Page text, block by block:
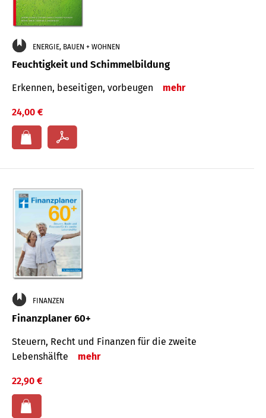
ENERGIE, BAUEN + WOHNEN
Feuchtigkeit und Schimmelbildung
Erkennen, beseitigen, vorbeugen mehr
24,00 €
FINANZEN
Finanzplaner 60+
Steuern, Recht und Finanzen für die zweite
Lebenshälfte
mehr
22,90 €